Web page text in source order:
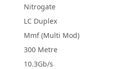
Nitrogate
LC Duplex
Mmf (Multi Mod)
300 Metre
10.3Gb/s